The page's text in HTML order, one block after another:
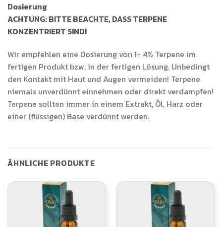
Dosierung
ACHTUNG: BITTE BEACHTE, DASS TERPENE
KONZENTRIERT SIND!
Wir empfehlen eine Dosierung von 1- 4% Terpene im
fertigen Produkt bzw. in der fertigen Lösung. Unbedingt
den Kontakt mit Haut und Augen vermeiden! Terpene
niemals unverdünnt einnehmen oder direkt verdampfen!
Terpene sollten immer in einem Extrakt, Öl, Harz oder
einer (flüssigen) Base verdünnt werden.
ÄHNLICHE PRODUKTE